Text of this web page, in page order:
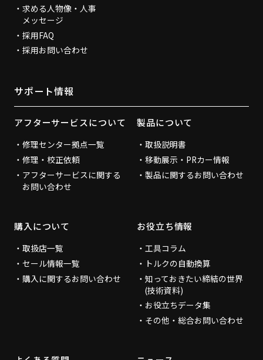
求める人物像・人事
メッセージ
採用FAQ
採用お問い合わせ
サポート情報
アフターサービスについて
修理センター拠点一覧
修理・校正依頼
アフターサービスに関する
お問い合わせ
製品について
取扱説明書
移動展示・PRカー情報
製品に関するお問い合わせ
購入について
取扱店一覧
セール情報一覧
購入に関するお問い合わせ
お役立ち情報
工具コラム
トルクの自動換算
知っておきたい締結の世界
(技術資料)
お役立ちデータ集
その他・総合お問い合わせ